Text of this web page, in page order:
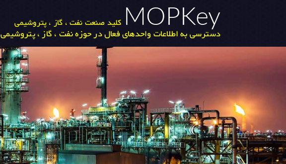
MOPKey کلید صنعت نفت ، گاز ، پتروشیمی
دسترسی به اطلاعات واحدهای فعال در حوزه نفت ، گاز ، پتروشیمی